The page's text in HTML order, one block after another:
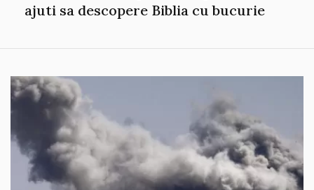
ajuti sa descopere Biblia cu bucurie